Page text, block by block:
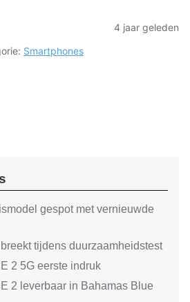
4 jaar geleden
Smartphones
gespot met vernieuwde
tijdens duurzaamheidstest
2 5G eerste indruk
2 leverbaar in Bahamas Blue